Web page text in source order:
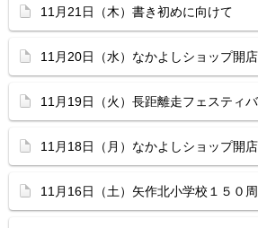
11月21日（木）書き初めに向けて
11月20日（水）なかよしショップ開店
11月19日（火）長距離走フェスティ
11月18日（月）なかよしショップ開
11月16日（土）矢作北小学校１５０